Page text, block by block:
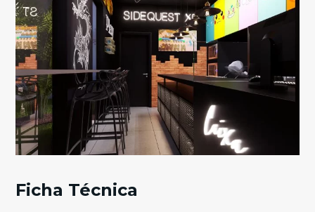
Ficha Técnica